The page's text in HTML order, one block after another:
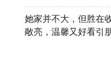
她家并不大，但胜在
敞亮，温馨又好看引